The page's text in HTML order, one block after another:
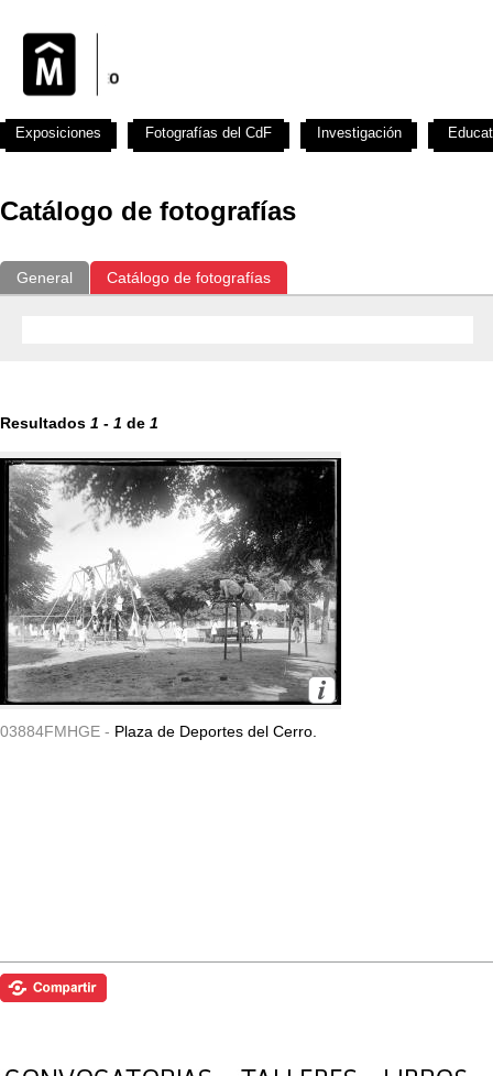
Catálogo de fotografías
General Catálogo de fotografías
Resultados 1 - 1 de 1
03884FMHGE - Plaza de Deportes del Cerro.
Exposiciones Fotografías del CdF Investigación